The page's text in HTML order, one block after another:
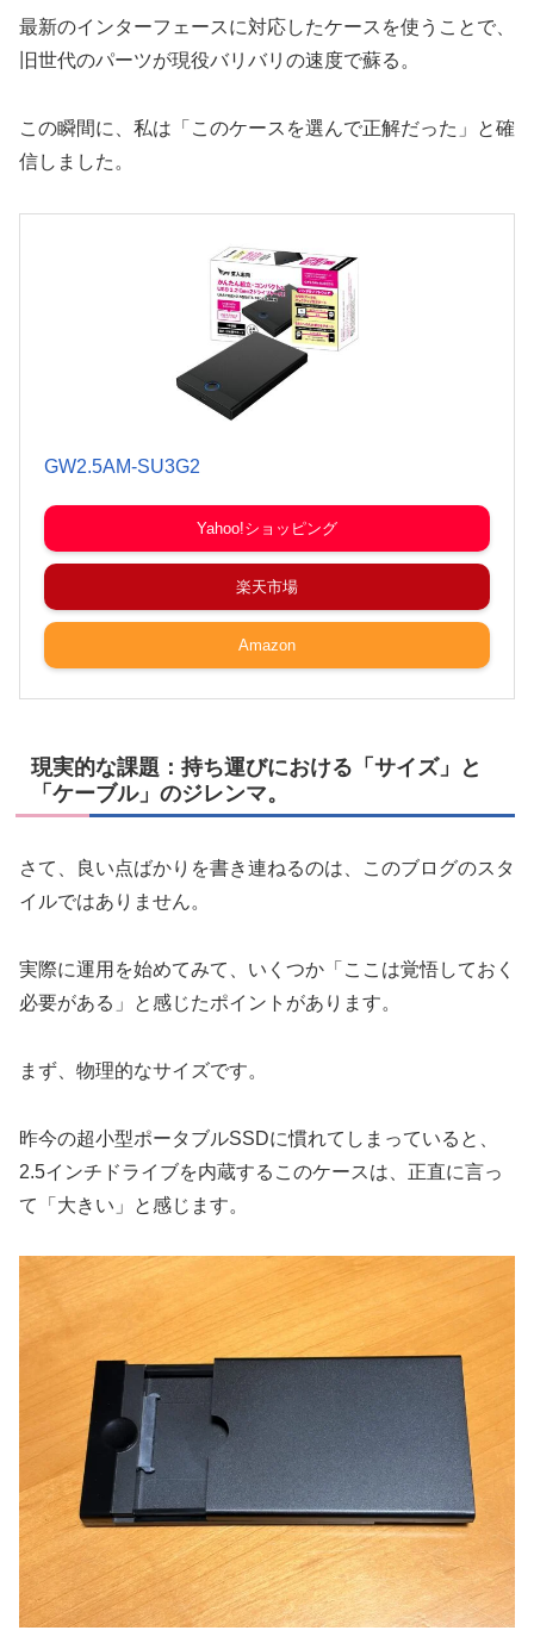
最新のインターフェースに対応したケースを使うことで、
旧世代のパーツが現役バリバリの速度で蘇る。
この瞬間に、私は「このケースを選んで正解だった」と確
信しました。
GW2.5AM-SU3G2
Yahoo!ショッピング
楽天市場
Amazon
現実的な課題：持ち運びにおける「サイズ」と
「ケーブル」のジレンマ。
さて、良い点ばかりを書き連ねるのは、このブログのスタ
イルではありません。
実際に運用を始めてみて、いくつか「ここは覚悟しておく
必要がある」と感じたポイントがあります。
まず、物理的なサイズです。
昨今の超小型ポータブルSSDに慣れてしまっていると、
2.5インチドライブを内蔵するこのケースは、正直に言っ
て「大きい」と感じます。